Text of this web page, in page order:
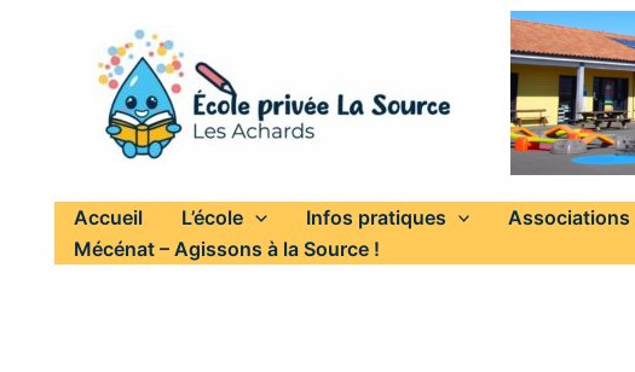
Accueil L’école Infos pratiques Associations
Mécénat – Agissons à la Source !